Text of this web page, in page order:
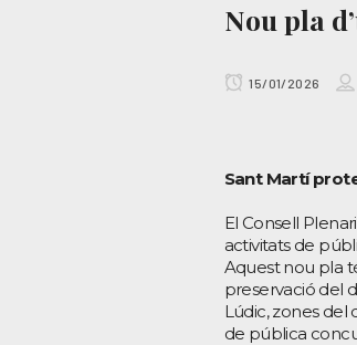
Nou pla
15/01/2026
Sant Martí
El Consell
activitats de
Aquest nou pla
preservació del
Lúdic, zones del
de pública